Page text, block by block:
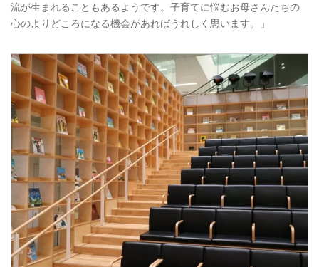
流が生まれることもあるようです。子育てに悩むお母さんたちの
心のよりどころになる機会があればうれしく思います。」